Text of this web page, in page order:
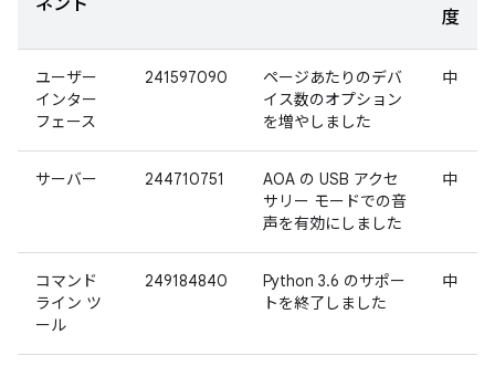
ネント
度
ユーザー
インター
フェース
241597090
ページあたりのデバ
イス数のオプション
を増やしました
中
サーバー 244710751
AOA の USB アクセ
サリー モードでの音
声を有効にしました
中
コマンド
ライン ツ
ール
249184840
Python 3.6 のサポー
トを終了しました
中